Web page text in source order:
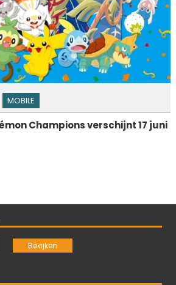
MOBILE
Champions verschijnt 17 juni